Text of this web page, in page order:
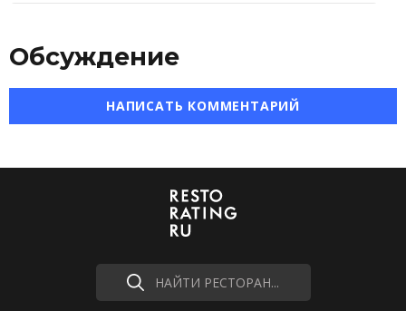
Обсуждение
НАПИСАТЬ КОММЕНТАРИЙ
НАЙТИ РЕСТОРАН...